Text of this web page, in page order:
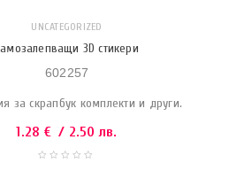
UNCATEGORIZED
3D стикери
602257
за скрапбук комплекти и други.
1.28 € / 2.50 лв.